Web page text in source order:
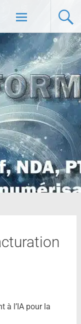
à l’IA pour la